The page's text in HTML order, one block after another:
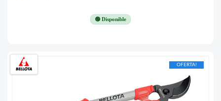
🟢 Disponible
OFERTA!